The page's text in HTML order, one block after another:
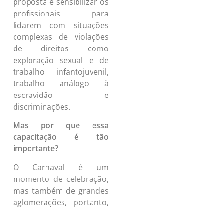
profissionais para
lidarem com situações
complexas de violações
de direitos como
exploração sexual e de
trabalho infantojuvenil,
trabalho análogo à
escravidão e
discriminações.
Mas por que essa
capacitação é tão
importante?
O Carnaval é um
momento de celebração,
mas também de grandes
aglomerações, portanto,